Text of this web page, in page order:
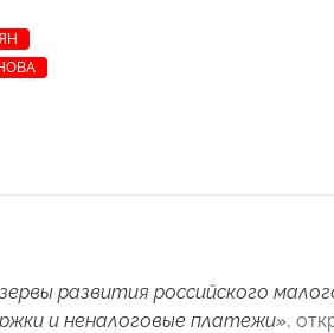
развития российского
и неналоговые платежи»,